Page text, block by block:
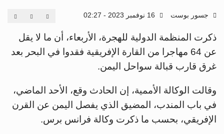
جسور بوست
ذكرت المنظمة الدولية للهجرة، الأربعاء، أن ما لا يقل
عن 64 مهاجرا من القارة الإفريقية فقدوا في البحر بعد
غرق قارب قبالة سواحل اليمن.
وقالت الوكالة الأممية، إن الحادث وقع، الأحد الماضي،
في باب المندب، المضيق الذي يفصل اليمن عن القرن
الإفريقي، بحسب ما ذكرت وكالة فرانس برس.